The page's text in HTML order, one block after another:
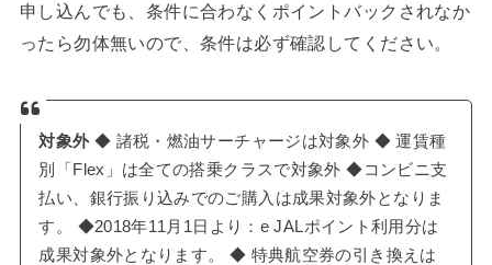
申し込んでも、条件に合わなくポイントバックされなか
ったら勿体無いので、条件は必ず確認してください。
対象外◆ 諸税・燃油サーチャージは対象外 ◆ 運賃種
別「Flex」は全ての搭乗クラスで対象外 ◆コンビニ支
払い、銀行振り込みでのご購入は成果対象外となりま
す。 ◆2018年11月1日より：e JALポイント利用分は
成果対象外となります。 ◆ 特典航空券の引き換えは